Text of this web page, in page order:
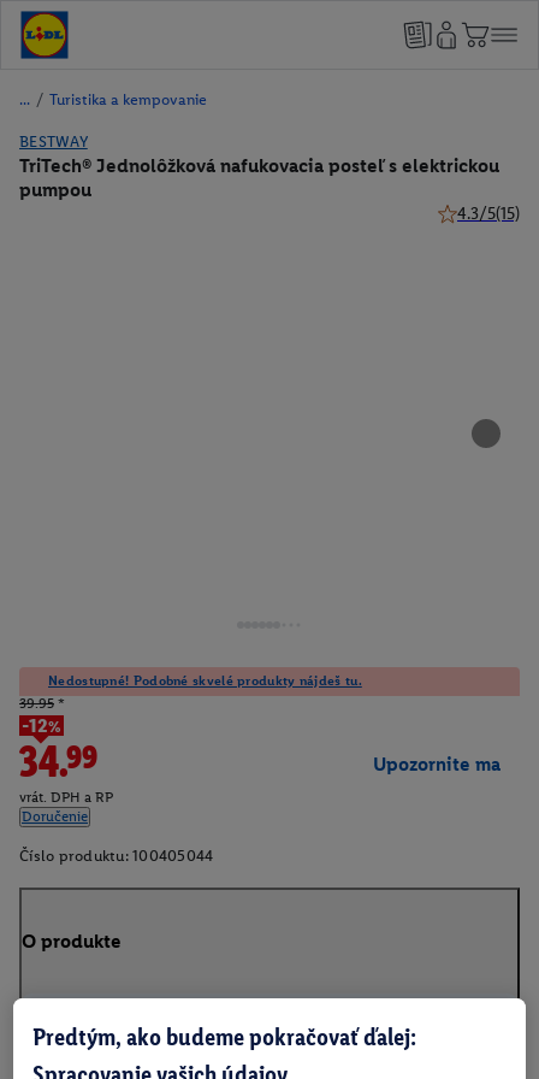
/ Turistika a kempovanie
BESTWAY
TriTech® Jednolôžková nafukovacia posteľ s elektrickou
pumpou
4.3/5(15)
Nedostupné! Podobné skvelé produkty nájdeš tu.
39.95 *
-12%
34.99
vrát. DPH a RP
Doručenie
Upozornite ma
Číslo produktu: 100405044
O produkte
alebo spoločník na kempovanie
Predtým, ako budeme pokračovať ďalej:
Spracovanie vašich údajov